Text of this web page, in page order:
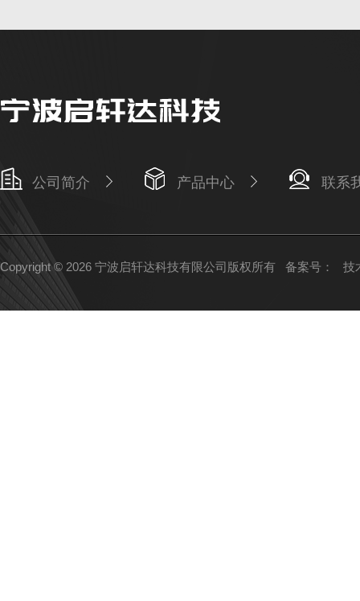
公司简介 产品中心 联系
Copyright © 2026 宁波启轩达科技有限公司版权所有 备案号： 技